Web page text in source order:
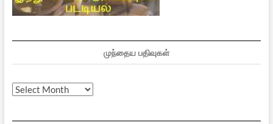
முந்தைய பதிவுகள்
முந்தைய